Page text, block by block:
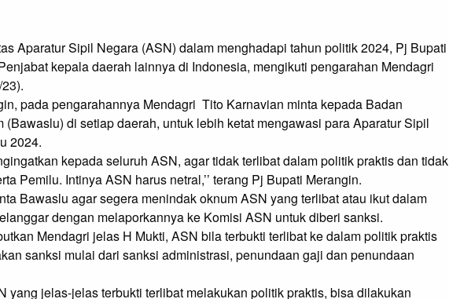
Aparatur Sipil Negara (ASN) dalam menghadapi tahun politik 2024, Pj Bupati
kepala daerah lainnya di Indonesia, mengikuti pengarahan Mendagri
pada pengarahannya Mendagri  Tito Karnavian minta kepada Badan
di setiap daerah, untuk lebih ketat mengawasi para Aparatur Sipil
2024.
kepada seluruh ASN, agar tidak terlibat dalam politik praktis dan tidak
Pemilu. Intinya ASN harus netral,’’ terang Pj Bupati Merangin.
Bawaslu agar segera menindak oknum ASN yang terlibat atau ikut dalam
dengan melaporkannya ke Komisi ASN untuk diberi sanksi.
Mendagri jelas H Mukti, ASN bila terbukti terlibat ke dalam politik praktis
sanksi mulai dari sanksi administrasi, penundaan gaji dan penundaan
yang jelas-jelas terbukti terlibat melakukan politik praktis, bisa dilakukan